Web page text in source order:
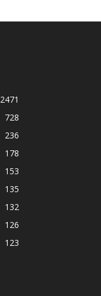
2471
728
236
178
153
135
132
126
123